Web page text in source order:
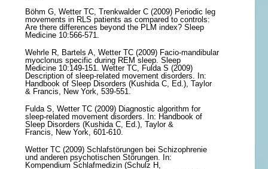
Böhm G, Wetter TC, Trenkwalder C (2009) Periodic leg
movements in RLS patients as compared to controls:
Are there differences beyond the PLM index? Sleep
Medicine 10:566-571.
Wehrle R, Bartels A, Wetter TC (2009) Facio-mandibular
myoclonus specific during REM sleep. Sleep
Medicine 10:149-151. Wetter TC, Fulda S (2009)
Description of sleep-related movement disorders. In:
Handbook of Sleep Disorders (Kushida C, Ed.), Taylor
& Francis, New York, 539-551.
Fulda S, Wetter TC (2009) Diagnostic algorithm for
sleep-related movement disorders. In: Handbook of
Sleep Disorders (Kushida C, Ed.), Taylor &
Francis, New York, 601-610.
Wetter TC (2009) Schlafstörungen bei Schizophrenie
und anderen psychotischen Störungen. In:
Kompendium Schlafmedizin (Schulz H,